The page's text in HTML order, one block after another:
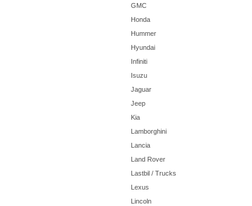
GMC
Honda
Hummer
Hyundai
Infiniti
Isuzu
Jaguar
Jeep
Kia
Lamborghini
Lancia
Land Rover
Lastbil / Trucks
Lexus
Lincoln